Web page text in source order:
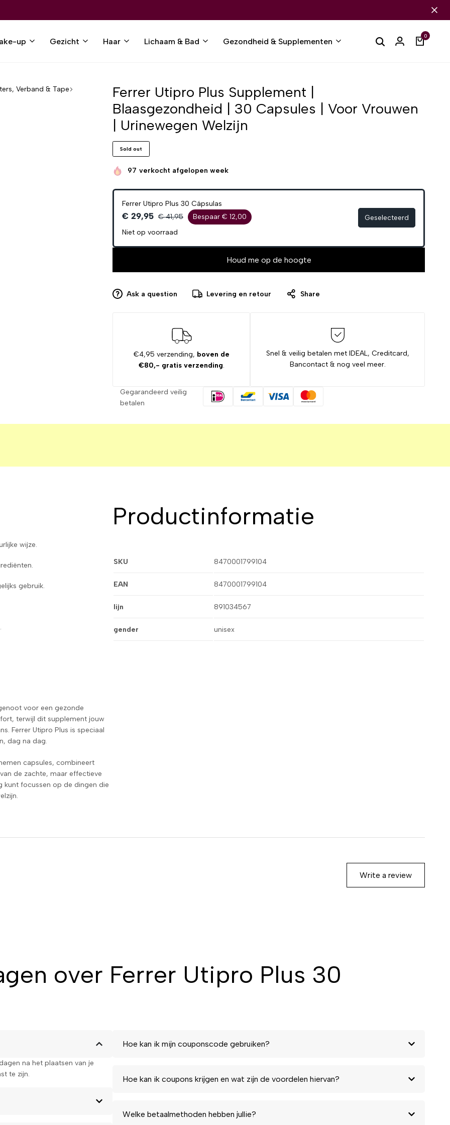
up Gezicht Haar Lichaam & Bad Gezondheid & Supplementen
0
Verband & Tape
Ferrer Utipro Plus Supplement |
Blaasgezondheid | 30 Capsules | Voor Vrouwen
| Urinewegen Welzijn
Sold out
97 verkocht afgelopen week
Ferrer Utipro Plus 30 Cápsulas
€ 29,95 € 41,95
Bespaar € 12,00
Niet op voorraad
Geselecteerd
Houd me op de hoogte
Ask a question Levering en retour Share
€4,95 verzending, boven de
€80,- gratis verzending.
Snel & veilig betalen met IDEAL, Creditcard,
Bancontact & nog veel meer.
Gegarandeerd veilig
betalen
wijze.
gebruik.
voor een gezonde
terwijl dit supplement jouw
Ferrer Utipro Plus is speciaal
dag na dag.
capsules, combineert
de zachte, maar effectieve
kunt focussen op de dingen die
Productinformatie
SKU 8470001799104
EAN 8470001799104
lijn 891034567
gender unisex
Write a review
over Ferrer Utipro Plus 30
na het plaatsen van je
te zijn.
Hoe kan ik mijn couponscode gebruiken?
Hoe kan ik coupons krijgen en wat zijn de voordelen hiervan?
Welke betaalmethoden hebben jullie?